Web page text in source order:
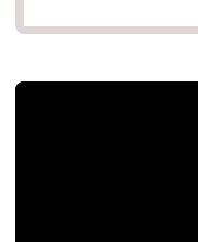
官方Youtube影片